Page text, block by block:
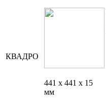
КВАДРО
441 x 441 x 15
мм